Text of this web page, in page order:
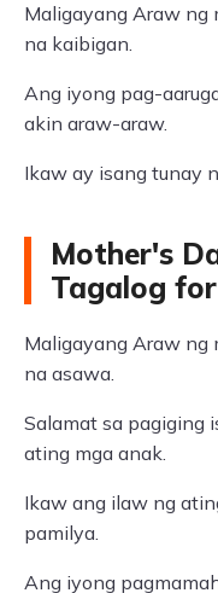
Maligayang Araw ng
na kaibigan.
Ang iyong pag-
akin araw-araw.
Ikaw ay isang tunay
Mother's
Tagalog
Maligayang Araw ng
na asawa.
Salamat sa pagiging
ating mga anak.
Ikaw ang ilaw ng
pamilya.
Ang iyong